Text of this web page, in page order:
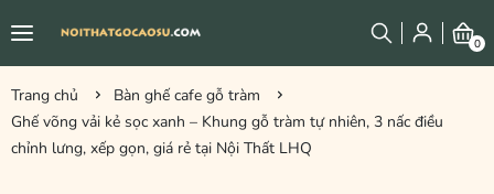
0
Trang chủ
Bàn ghế cafe gỗ tràm
Ghế võng vải kẻ sọc xanh – Khung gỗ tràm tự nhiên, 3 nấc điều
chỉnh lưng, xếp gọn, giá rẻ tại Nội Thất LHQ